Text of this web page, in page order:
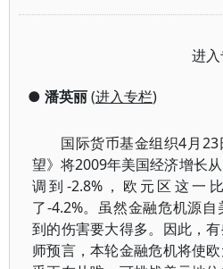
进入
● 潘英丽(进入专栏)
国际货币基金组织4月
望》将2009年美国经济增长
调到-2.8%，欧元区这一
了-4.2%。虽然金融危机源
到的伤害要大得多。因此，
师预言，本轮金融危机将使